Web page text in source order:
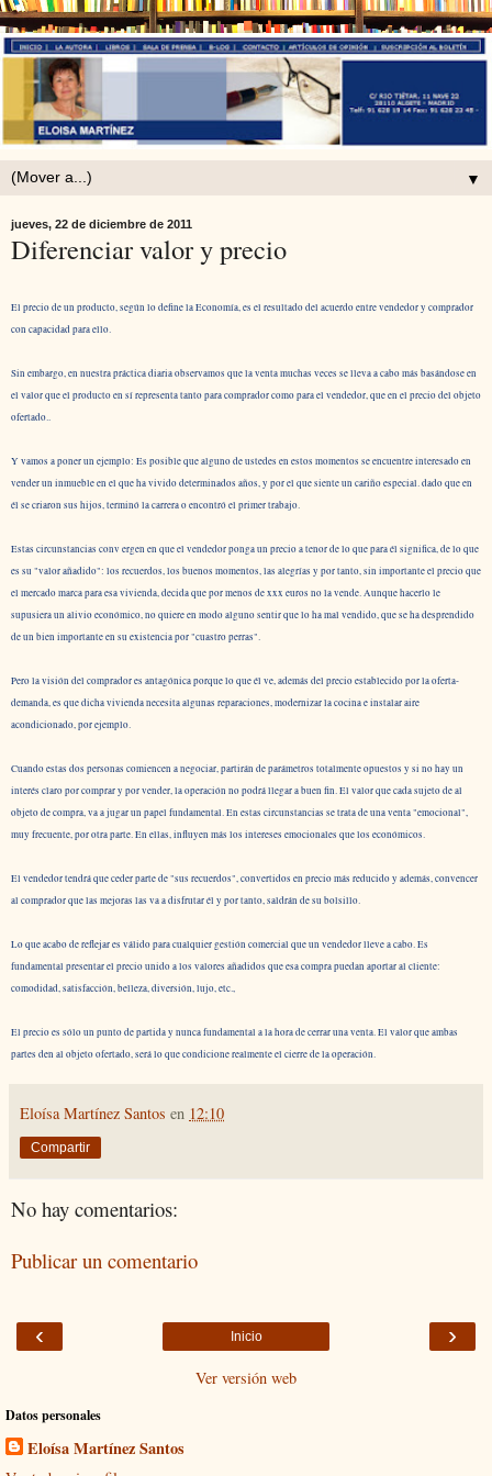
▼
jueves, 22 de diciembre de 2011
Diferenciar valor y precio
El precio de un producto, según lo define la Economía, es el resultado del acuerdo entre vendedor y comprador
con capacidad para ello.
Sin embargo, en nuestra práctica diaria observamos que la venta muchas veces se lleva a cabo más basándose en
el valor que el producto en sí representa tanto para comprador como para el vendedor, que en el precio del objeto
ofertado..
Y vamos a poner un ejemplo: Es posible que alguno de ustedes en estos momentos se encuentre interesado en
vender un inmueble en el que ha vivido determinados años, y por el que siente un cariño especial. dado que en
él se criaron sus hijos, terminó la carrera o encontró el primer trabajo.
Estas circunstancias conv ergen en que el vendedor ponga un precio a tenor de lo que para él significa, de lo que
es su "valor añadido": los recuerdos, los buenos momentos, las alegrías y por tanto, sin importante el precio que
el mercado marca para esa vivienda, decida que por menos de xxx euros no la vende. Aunque hacerlo le
supusiera un alivio económico, no quiere en modo alguno sentir que lo ha mal vendido, que se ha desprendido
de un bien importante en su existencia por "cuastro perras".
Pero la visión del comprador es antagónica porque lo que él ve, además del precio establecido por la oferta-
demanda, es que dicha vivienda necesita algunas reparaciones, modernizar la cocina e instalar aire
acondicionado, por ejemplo.
Cuando estas dos personas comiencen a negociar, partirán de parámetros totalmente opuestos y si no hay un
interés claro por comprar y por vender, la operación no podrá llegar a buen fin. El valor que cada sujeto de al
objeto de compra, va a jugar un papel fundamental. En estas circunstancias se trata de una venta "emocional",
muy frecuente, por otra parte. En ellas, influyen más los intereses emocionales que los económicos.
El vendedor tendrá que ceder parte de "sus recuerdos", convertidos en precio más reducido y además, convencer
al comprador que las mejoras las va a disfrutar él y por tanto, saldrán de su bolsillo.
Lo que acabo de reflejar es válido para cualquier gestión comercial que un vendedor lleve a cabo. Es
fundamental presentar el precio unido a los valores añadidos que esa compra puedan aportar al cliente:
comodidad, satisfacción, belleza, diversión, lujo, etc.,
El precio es sólo un punto de partida y nunca fundamental a la hora de cerrar una venta. El valor que ambas
partes den al objeto ofertado, será lo que condicione realmente el cierre de la operación.
Eloísa Martínez Santos en 12:10
Compartir
No hay comentarios:
Publicar un comentario
‹ ›
Inicio
Ver versión web
Datos personales
Eloísa Martínez Santos